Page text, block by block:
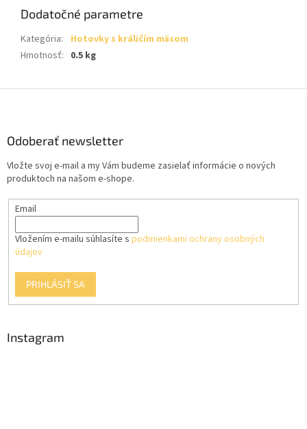
Dodatočné parametre
Kategória:
Hotovky s králičím mäsom
Hmotnosť: 0.5 kg
Odoberať newsletter
Vložte svoj e-mail a my Vám budeme zasielať informácie o nových
produktoch na našom e-shope.
Email
Vložením e-mailu súhlasíte s podmienkami ochrany osobných
údajov
PRIHLÁSIŤ SA
Instagram